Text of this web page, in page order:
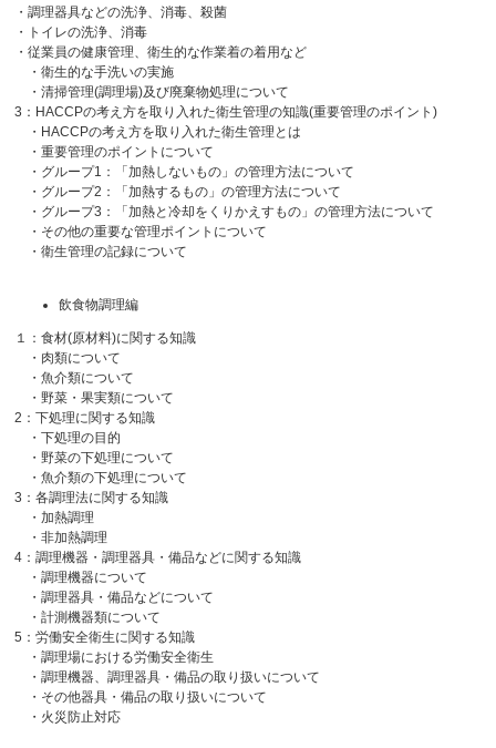
・調理器具などの洗浄、消毒、殺菌
・トイレの洗浄、消毒
・従業員の健康管理、衛生的な作業着の着用など
・衛生的な手洗いの実施
・清掃管理(調理場)及び廃棄物処理について
3：HACCPの考え方を取り入れた衛生管理の知識(重要管理のポイント)
・HACCPの考え方を取り入れた衛生管理とは
・重要管理のポイントについて
・グループ1：「加熱しないもの」の管理方法について
・グループ2：「加熱するもの」の管理方法について
・グループ3：「加熱と冷却をくりかえすもの」の管理方法について
・その他の重要な管理ポイントについて
・衛生管理の記録について
飲食物調理編
１：食材(原材料)に関する知識
・肉類について
・魚介類について
・野菜・果実類について
2：下処理に関する知識
・下処理の目的
・野菜の下処理について
・魚介類の下処理について
3：各調理法に関する知識
・加熱調理
・非加熱調理
4：調理機器・調理器具・備品などに関する知識
・調理機器について
・調理器具・備品などについて
・計測機器類について
5：労働安全衛生に関する知識
・調理場における労働安全衛生
・調理機器、調理器具・備品の取り扱いについて
・その他器具・備品の取り扱いについて
・火災防止対応